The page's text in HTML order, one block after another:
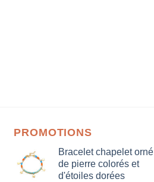
PROMOTIONS
Bracelet chapelet orné
de pierre colorés et
d'étoiles dorées